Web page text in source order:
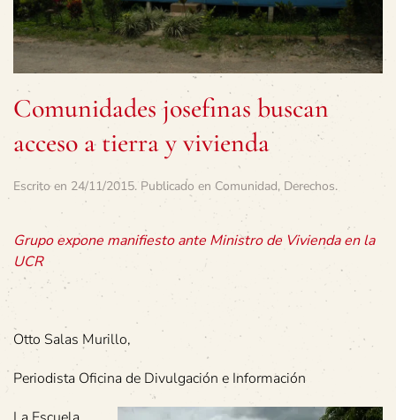
Comunidades josefinas buscan
acceso a tierra y vivienda
Escrito en 24/11/2015. Publicado en Comunidad, Derechos.
Grupo expone manifiesto ante Ministro de Vivienda en la
UCR
Otto Salas Murillo,
Periodista Oficina de Divulgación e Información